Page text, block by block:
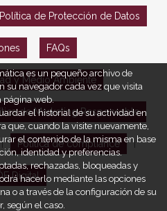
Política de Protección de Datos
FAQs
y Medio Ambiente
de Marketing Responsable
Política de compliance
Digital
es un pequeño archivo de
su navegador cada vez que visita
página web.
el historial de su actividad en
que, cuando la visite nuevamente,
el contenido de la misma en base
identidad y preferencias.
rechazadas, bloqueadas y
hacerlo mediante las opciones
o a través de la configuración de su
según el caso.